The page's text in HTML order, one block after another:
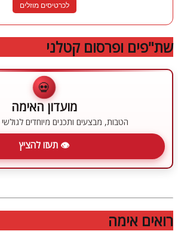
לכרטיסים מוזלים
שת"פים ופרסום קטלני
💀
מועדון האימה
הטבות, מבצעים ותכנים מיוחדים
👁 תעזו להציץ
רואים אימה